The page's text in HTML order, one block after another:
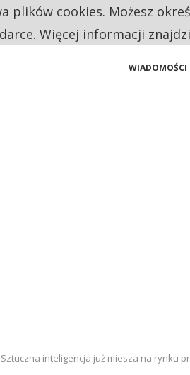
Z EMERYTURY SENIORZY
WIADOMOŚCI
Sztuczna inteligencja już miesza na rynku
plików cookies. Możesz
Więcej informacji